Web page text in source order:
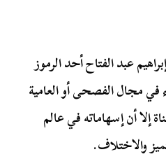
عبد الفتاح أحد الرموز
في مجال الفصحى أو العامية
إلا أن إسهاماته في عالم
والاختلاف.